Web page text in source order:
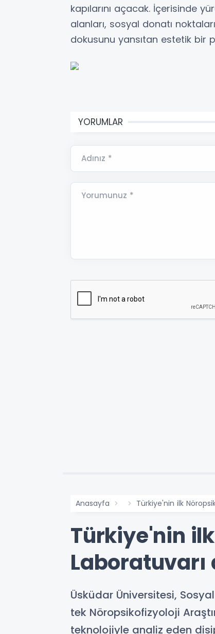
kapılarını açacak. İçerisinde
alanları, sosyal donatı
dokusunu yansıtan estetik bir
YORUMLAR
Adınız *
Yorumunuz *
Anasayfa Türkiye'nin ilk
Türkiye'nin
Laboratuvarı
Üsküdar Üniversitesi,
tek Nöropsikofizyoloji
teknolojiyle analiz eden